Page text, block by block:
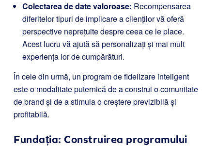
Colectarea de date valoroase: Recompensarea
diferitelor tipuri de implicare a clienților vă oferă
perspective neprețuite despre ceea ce le place.
Acest lucru vă ajută să personalizați și mai mult
experiența lor de cumpărături.
În cele din urmă, un program de fidelizare inteligent
este o modalitate puternică de a construi o comunitate
de brand și de a stimula o creștere previzibilă și
profitabilă.
Fundația: Construirea programului